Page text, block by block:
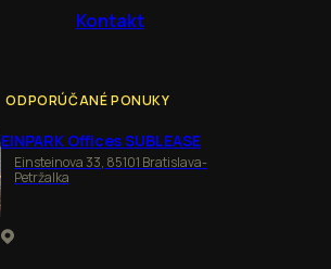
Kontakt
ODPORÚČANÉ PONUKY
EINPARK Offices SUBLEASE
Einsteinova 33, 85101 Bratislava-
Petržalka